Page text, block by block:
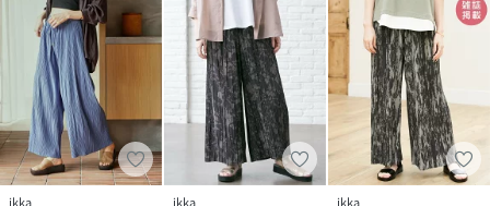
■お得だ値(ね)！とは？
普段より「お得な価格」で提供している商品です。
-コストダウンの取り組み-
・生産地を見直し、製造コストをダウン
・工場の閑散期に生産することで、製造コストをダウン
・オリジナル素材を開発し、素材コストをダウン
ikka ikka ikka